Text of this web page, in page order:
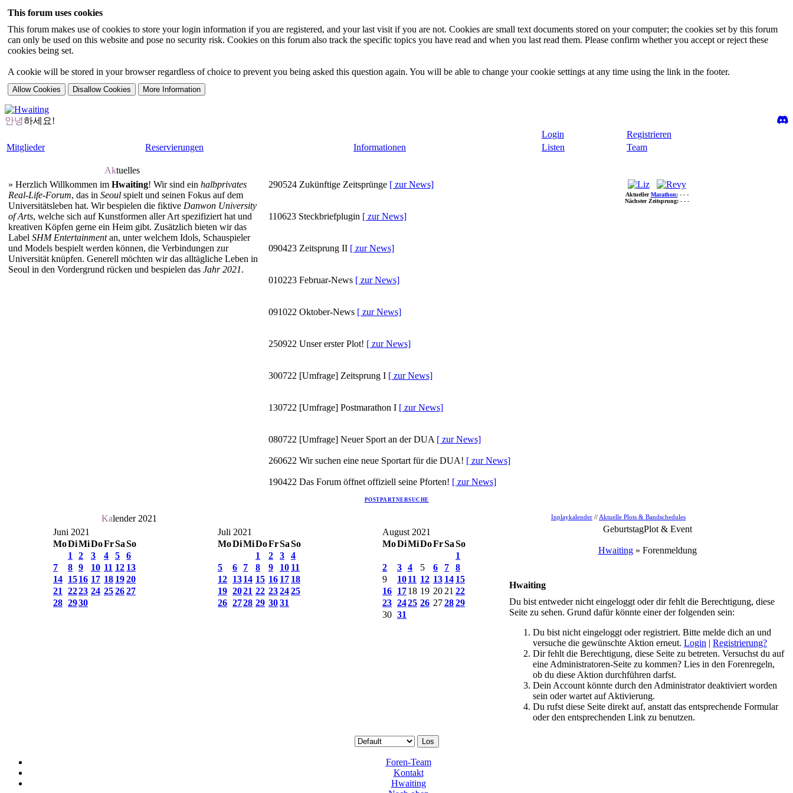
This forum uses cookies
This forum makes use of cookies to store your login information if you are registered, and your last visit if you are not. Cookies are small text documents stored on your computer; the cookies set by this forum
can only be used on this website and pose no security risk. Cookies on this forum also track the specific topics you have read and when you last read them. Please confirm whether you accept or reject these
cookies being set.
A cookie will be stored in your browser regardless of choice to prevent you being asked this question again. You will be able to change your cookie settings at any time using the link in the footer.
안녕하세요!
Login
Registrieren
Mitglieder
Reservierungen Informationen Listen Team
Aktuelles
» Herzlich Willkommen im Hwaiting! Wir sind ein halbprivates
Real-Life-Forum, das in Seoul spielt und seinen Fokus auf dem
Universitätsleben hat. Wir bespielen die fiktive Danwon University
of Arts, welche sich auf Kunstformen aller Art spezifiziert hat und
kreativen Köpfen gerne ein Heim gibt. Zusätzlich bieten wir das
Label SHM Entertainmentan, unter welchem Idols, Schauspieler
und Models bespielt werden können, die Verbindungen zur
Universität knüpfen. Generell möchten wir das alltägliche Leben in
Seoul in den Vordergrund rücken und bespielen das Jahr 2021.
290524 Zukünftige Zeitsprünge [ zur News]
110623 Steckbriefplugin [ zur News]
090423 Zeitsprung II [ zur News]
010223 Februar-News [ zur News]
091022 Oktober-News [ zur News]
250922 Unser erster Plot! [ zur News]
300722 [Umfrage] Zeitsprung I [ zur News]
130722 [Umfrage] Postmarathon I [ zur News]
080722 [Umfrage] Neuer Sport an der DUA [ zur News]
260622 Wir suchen eine neue Sportart für die DUA! [ zur News]
190422 Das Forum öffnet offiziell seine Pforten! [ zur News]
AktuellerMarathon:- - -
Nächster Zeitsprung:- - -
POSTPARTNERSUCHE
Kalender 2021 Inplaykalender // Aktuelle Plots & Bandschedules
Juni 2021
MoDiMiDoFrSaSo
1
2 3 4 5
6
7
8 9 10 11 12 13
14 1516 17 18 1920
21
2223 24 252627
28 2930
Juli 2021
MoDiMiDoFrSaSo
1
2 3
4
5
6 7 8 9 10 11
12 1314 15 16 17 18
19 2021 22 232425
26 2728 29 3031
August 2021
MoDiMiDoFrSaSo
1
2
3 4 5 6 7
8
9
1011 12 13 14 15
16 1718 19 20 21 22
23 2425 26 272829
30 31
GeburtstagPlot & Event
Hwaiting » Forenmeldung
Hwaiting
Du bist entweder nicht eingeloggt oder dir fehlt die Berechtigung, diese
Seite zu sehen. Grund dafür könnte einer der folgenden sein:
Du bist nicht eingeloggt oder registriert. Bitte melde dich an und
versuche die gewünschte Aktion erneut. Login | Registrierung?
Dir fehlt die Berechtigung, diese Seite zu betreten. Versuchst du auf
eine Administratoren-Seite zu kommen? Lies in den Forenregeln,
ob du diese Aktion durchführen darfst.
Dein Account könnte durch den Administrator deaktiviert worden
sein oder wartet auf Aktivierung.
Du rufst diese Seite direkt auf, anstatt das entsprechende Formular
oder den entsprechenden Link zu benutzen.
Foren-Team
Kontakt
Hwaiting